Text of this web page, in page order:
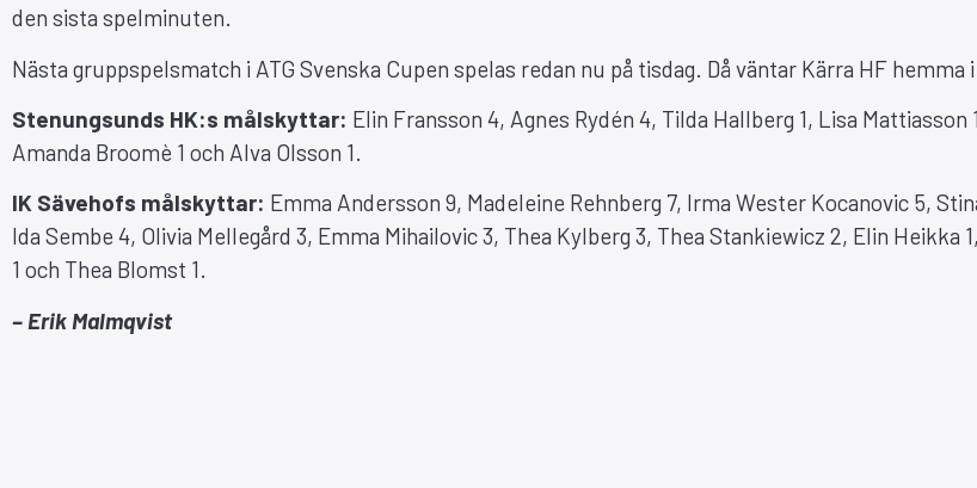
den sista spelminuten.
Nästa gruppspelsmatch i ATG Svenska Cupen spelas redan nu på tisdag. Då väntar Kärra HF hemma
Stenungsunds HK:s målskyttar: Elin Fransson 4, Agnes Rydén 4, Tilda Hallberg 1, Lisa Mattiasson
Amanda Broomè 1 och Alva Olsson 1.
IK Sävehofs målskyttar: Emma Andersson 9, Madeleine Rehnberg 7, Irma Wester Kocanovic 5,
Ida Sembe 4, Olivia Mellegård 3, Emma Mihailovic 3, Thea Kylberg 3, Thea Stankiewicz 2, Elin Heikka
1 och Thea Blomst 1.
– Erik Malmqvist